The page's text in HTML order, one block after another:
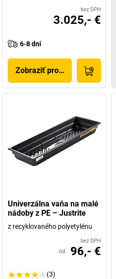
bez DPH
3.025,- €
6-8 dni
Zobraziť produkt
Univerzálna vaňa na malé
nádoby z PE – Justrite
z recyklovaného polyetylénu
bez DPH
od 96,- €
(3)